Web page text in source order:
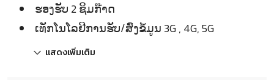
ຮອງຮັບ 2 ຊິມກ໊າດ
ເທັກໂນໂລຢີການຮັບ/ສົ່ງຂໍ້ມູນ 3G , 4G, 5G
แสดงเพิ่มเติม